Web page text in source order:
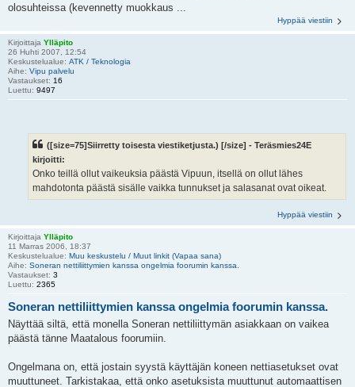
olosuhteissa (kevennetty muokkaus ...
Hyppää viestiin
Kirjoittaja Ylläpito
26 Huhti 2007, 12:54
Keskustelualue: ATK / Teknologia
Aihe: Vipu palvelu
Vastaukset: 16
Luettu: 9497
([size=75]Siirretty toisesta viestiketjusta.) [/size] - Teräsmies24E
kirjoitti:
Onko teillä ollut vaikeuksia päästä Vipuun, itsellä on ollut lähes
mahdotonta päästä sisälle vaikka tunnukset ja salasanat ovat oikeat.
Hyppää viestiin
Kirjoittaja Ylläpito
11 Marras 2006, 18:37
Keskustelualue: Muu keskustelu / Muut linkit (Vapaa sana)
Aihe: Soneran nettiliittymien kanssa ongelmia foorumin kanssa.
Vastaukset: 3
Luettu: 2365
Soneran nettiliittymien kanssa ongelmia foorumin kanssa.
Näyttää siltä, että monella Soneran nettiliittymän asiakkaan on vaikea
päästä tänne Maatalous foorumiin.
Ongelmana on, että jostain syystä käyttäjän koneen nettiasetukset ovat
muuttuneet. Tarkistakaa, että onko asetuksista muuttunut automaattisen